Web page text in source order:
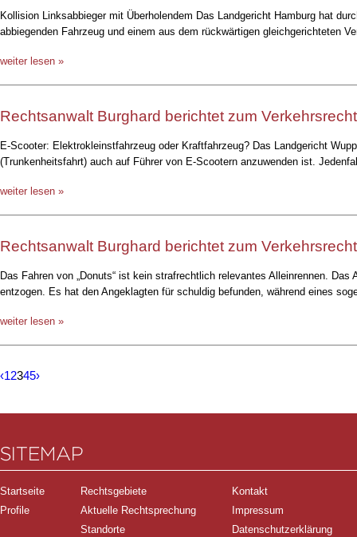
Kollision Linksabbieger mit Überholendem Das Landgericht Hamburg hat
abbiegenden Fahrzeug und einem aus dem rückwärtigen gleichgerichteten
weiter lesen »
Rechtsanwalt Burghard berichtet zum Verkehrsrecht
E-Scooter: Elektrokleinstfahrzeug oder Kraftfahrzeug? Das Landgericht
(Trunkenheitsfahrt) auch auf Führer von E-Scootern anzuwenden ist.
weiter lesen »
Rechtsanwalt Burghard berichtet zum Verkehrsrecht
Das Fahren von „Donuts“ ist kein strafrechtlich relevantes Alleinrennen.
entzogen. Es hat den Angeklagten für schuldig befunden, während eines
weiter lesen »
‹12345›
SITEMAP
Startseite
Profile
Rechtsgebiete
Aktuelle Rechtsprechung
Standorte
Kontakt
Impressum
Datenschutzerklärung